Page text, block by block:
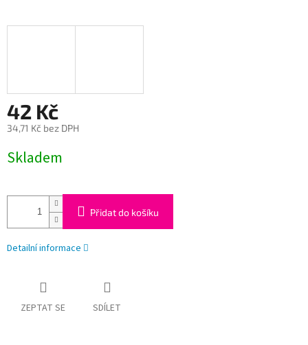
42 Kč
34,71 Kč bez DPH
cena:
Skladem
Přidat do košíku
Detailní informace
ZEPTAT SE SDÍLET